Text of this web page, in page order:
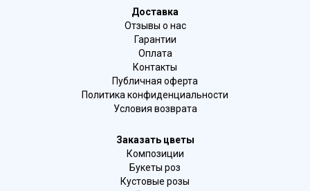
Доставка
Отзывы о нас
Гарантии
Оплата
Контакты
Публичная оферта
Политика конфиденциальности
Условия возврата
Заказать цветы
Композиции
Букеты роз
Кустовые розы